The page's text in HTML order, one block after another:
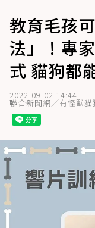
教育毛孩
法」！專
式 貓狗都
2022-09-02 14:44
聯合新聞網／有怪獸